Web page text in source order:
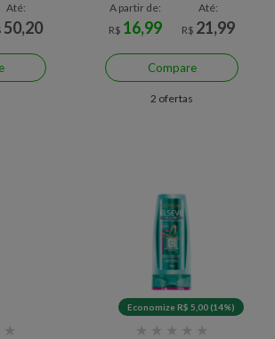
Até:
50,20
A partir de:
R$ 16,99
Até:
R$ 21,99
Compare
2 ofertas
★
Economize R$ 5,00 (14%)
★ ★ ★ ★ ★